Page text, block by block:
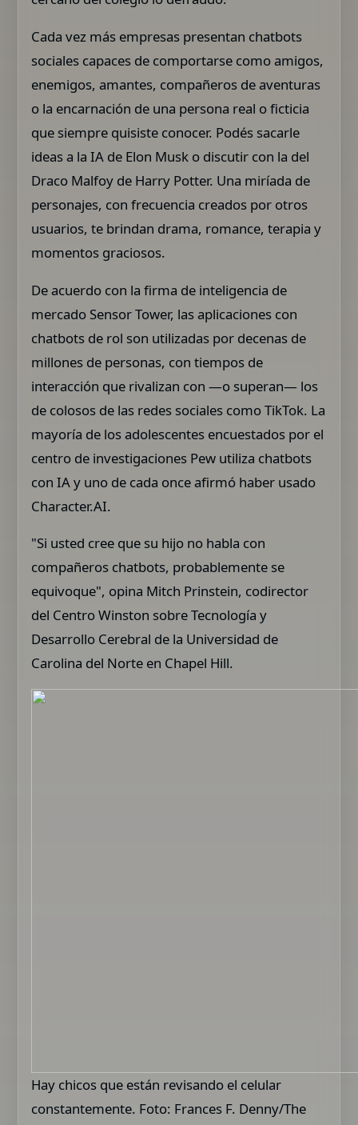
Cada vez más empresas presentan chatbots
sociales capaces de comportarse como amigos,
enemigos, amantes, compañeros de aventuras
o la encarnación de una persona real o ficticia
que siempre quisiste conocer. Podés sacarle
ideas a la IA de Elon Musk o discutir con la del
Draco Malfoy de Harry Potter. Una miríada de
personajes, con frecuencia creados por otros
usuarios, te brindan drama, romance, terapia y
momentos graciosos.
De acuerdo con la firma de inteligencia de
mercado Sensor Tower, las aplicaciones con
chatbots de rol son utilizadas por decenas de
millones de personas, con tiempos de
interacción que rivalizan con —o superan— los
de colosos de las redes sociales como TikTok. La
mayoría de los adolescentes encuestados por el
centro de investigaciones Pew utiliza chatbots
con IA y uno de cada once afirmó haber usado
Character.AI.
"Si usted cree que su hijo no habla con
compañeros chatbots, probablemente se
equivoque", opina Mitch Prinstein, codirector
del Centro Winston sobre Tecnología y
Desarrollo Cerebral de la Universidad de
Carolina del Norte en Chapel Hill.
Hay chicos que están revisando el celular
constantemente. Foto: Frances F. Denny/The